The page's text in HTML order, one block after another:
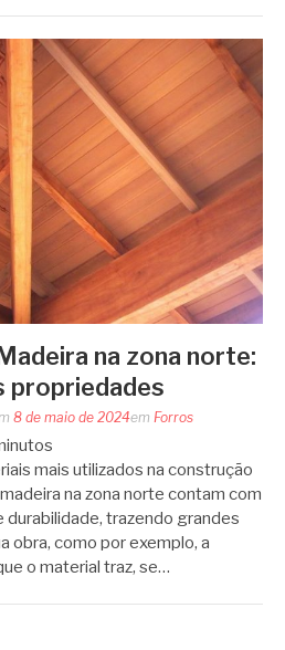
na zona norte:
propriedades
8 de maio de 2024em Forros
mais utilizados na construção
na zona norte contam com
durabilidade, trazendo grandes
obra, como por exemplo, a
o material traz, se…